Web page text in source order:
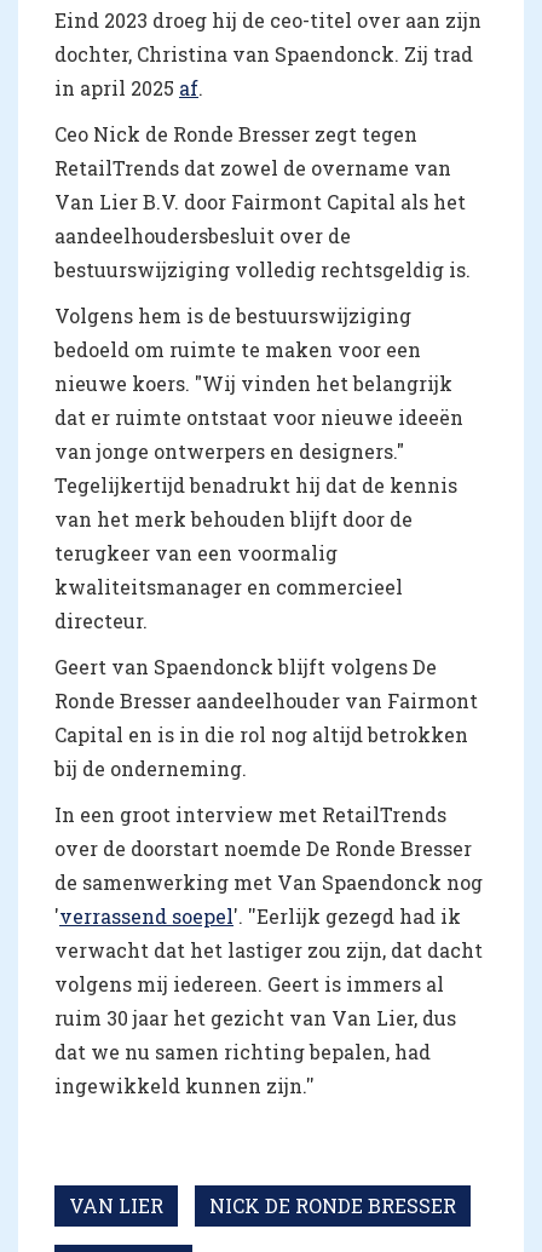
Eind 2023 droeg hij de ceo-titel over aan zijn
dochter, Christina van Spaendonck. Zij trad
in april 2025 af.
Ceo Nick de Ronde Bresser zegt tegen
RetailTrends dat zowel de overname van
Van Lier B.V. door Fairmont Capital als het
aandeelhoudersbesluit over de
bestuurswijziging volledig rechtsgeldig is.
Volgens hem is de bestuurswijziging
bedoeld om ruimte te maken voor een
nieuwe koers. "Wij vinden het belangrijk
dat er ruimte ontstaat voor nieuwe ideeën
van jonge ontwerpers en designers."
Tegelijkertijd benadrukt hij dat de kennis
van het merk behouden blijft door de
terugkeer van een voormalig
kwaliteitsmanager en commercieel
directeur.
Geert van Spaendonck blijft volgens De
Ronde Bresser aandeelhouder van Fairmont
Capital en is in die rol nog altijd betrokken
bij de onderneming.
In een groot interview met RetailTrends
over de doorstart noemde De Ronde Bresser
de samenwerking met Van Spaendonck nog
'verrassend soepel'. ''Eerlijk gezegd had ik
verwacht dat het lastiger zou zijn, dat dacht
volgens mij iedereen. Geert is immers al
ruim 30 jaar het gezicht van Van Lier, dus
dat we nu samen richting bepalen, had
ingewikkeld kunnen zijn.''
VAN LIER NICK DE RONDE BRESSER